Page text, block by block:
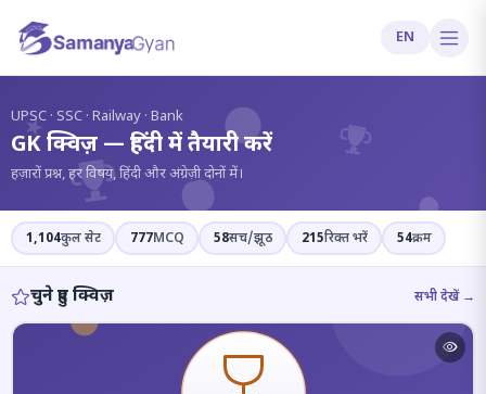
EN
?
UPSC · SSC · Railway · Bank
GK क्विज़ — हिंदी में तैयारी करें
हज़ारों प्रश्न, हर विषय, हिंदी और अंग्रेज़ी दोनों में।
1,104कुल सेट 777MCQ 58सच/झूठ 215रिक्त भरें 54क्रम
चुने हुए क्विज़ सभी देखें →